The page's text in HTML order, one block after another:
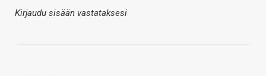
Kirjaudu sisään vastataksesi